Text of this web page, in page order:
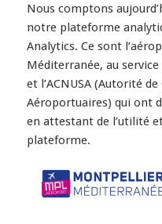
Nous comptons
notre plateforme
Analytics. Ce sont
Méditerranée, au
et l’ACNUSA (Autorité
Aéroportuaires) qui ont
en attestant de l’utilité
plateforme.